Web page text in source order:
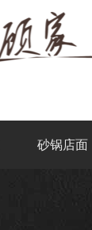
砂锅店面